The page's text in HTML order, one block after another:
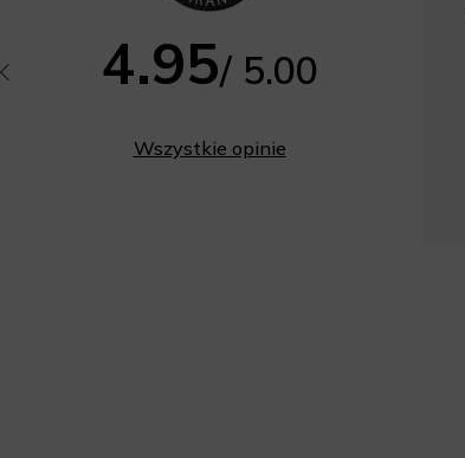
4.95/ 5.00
Wszystkie opinie